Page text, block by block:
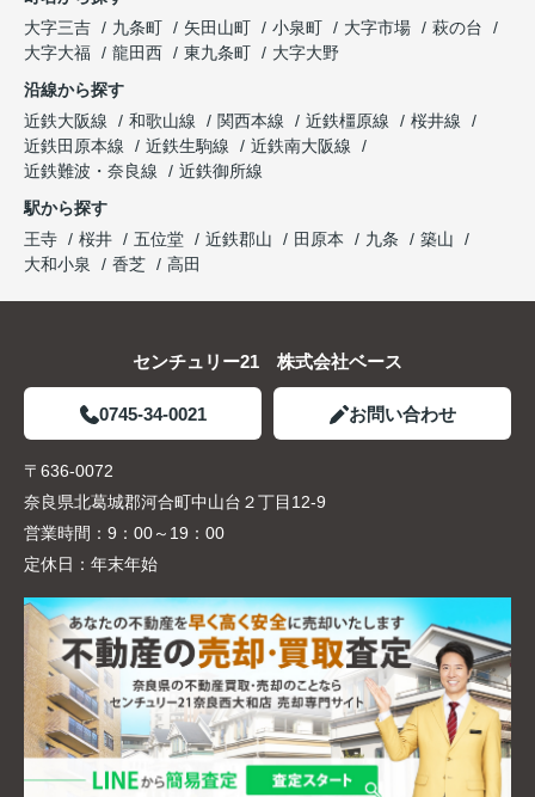
大字三吉
九条町 矢田山町 小泉町 大字市場
萩の台
大字大福
龍田西 東九条町
大字大野
沿線から探す
近鉄大阪線
和歌山線 関西本線 近鉄橿原線
桜井線
近鉄田原本線
近鉄生駒線
近鉄南大阪線
近鉄難波・奈良線
近鉄御所線
駅から探す
王寺
桜井 五位堂 近鉄郡山 田原本 九条
築山
大和小泉
香芝 高田
センチュリー21 株式会社ベース
0745-34-0021 お問い合わせ
〒636-0072
奈良県北葛城郡河合町中山台２丁目12-9
営業時間： 9：00～19：00
定休日： 年末年始